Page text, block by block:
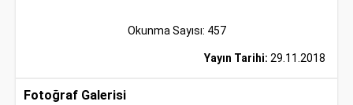
Okunma Sayısı: 457
Yayın Tarihi: 29.11.2018
Fotoğraf Galerisi